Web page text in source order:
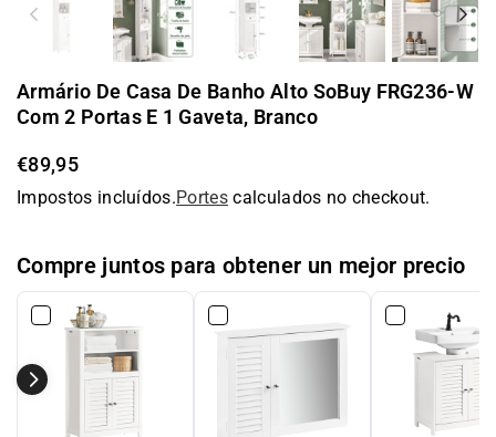
Previous
Armário De Casa De Banho Alto SoBuy FRG236-W
Com 2 Portas E 1 Gaveta, Branco
Preço
normal
€89,95
Impostos incluídos.Portes calculados no checkout.
Compre juntos para obtener un mejor precio